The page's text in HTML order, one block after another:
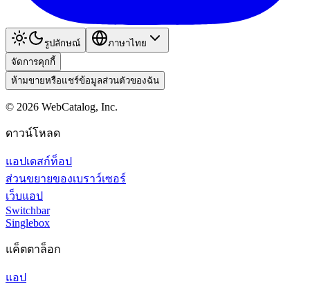
รูปลักษณ์
ภาษาไทย
จัดการคุกกี้
ห้ามขายหรือแชร์ข้อมูลส่วนตัวของฉัน
© 2026 WebCatalog, Inc.
ดาวน์โหลด
แอปเดสก์ท็อป
ส่วนขยายของเบราว์เซอร์
เว็บแอป
Switchbar
Singlebox
แค็ตตาล็อก
แอป